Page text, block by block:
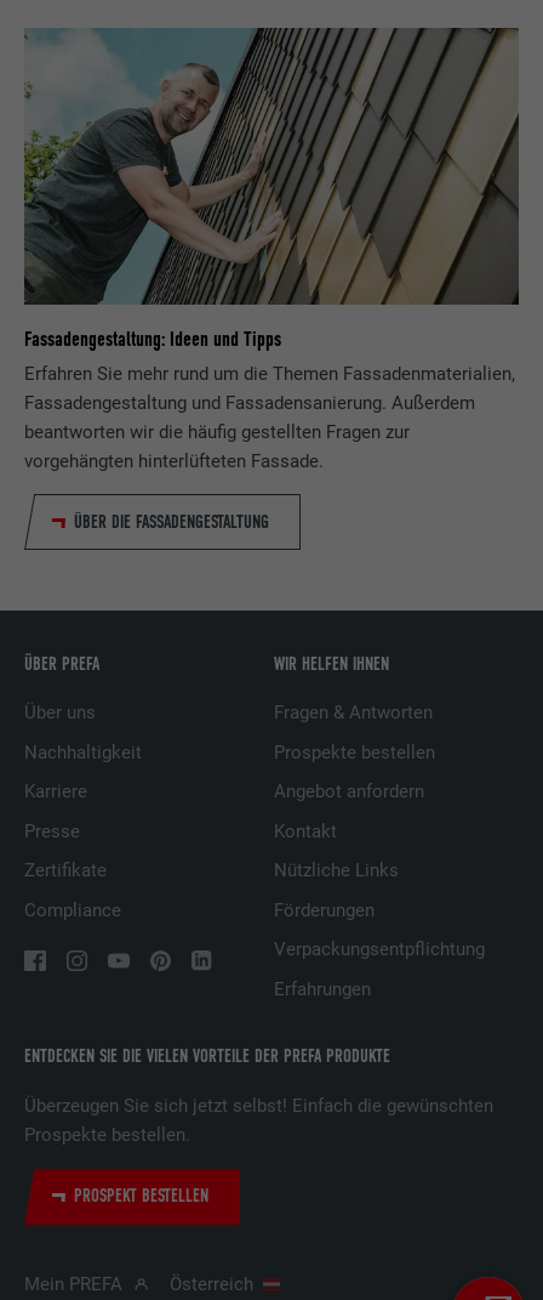
Fassadengestaltung: Ideen und Tipps
Erfahren Sie mehr rund um die Themen Fassadenmaterialien,
Fassadengestaltung und Fassadensanierung. Außerdem
beantworten wir die häufig gestellten Fragen zur
vorgehängten hinterlüfteten Fassade.
ÜBER DIE FASSADENGESTALTUNG
ENTDECKEN SIE DIE VIELEN VORTEILE DER PREFA PRODUKTE
Überzeugen Sie sich jetzt selbst! Einfach die gewünschten
Prospekte bestellen.
PROSPEKT BESTELLEN
ÜBER PREFA
Über uns
Nachhaltigkeit
Karriere
Presse
Zertifikate
Compliance
WIR HELFEN IHNEN
Fragen & Antworten
Prospekte bestellen
Angebot anfordern
Kontakt
Nützliche Links
Förderungen
Verpackungsentpflichtung
Erfahrungen
Mein PREFA Österreich